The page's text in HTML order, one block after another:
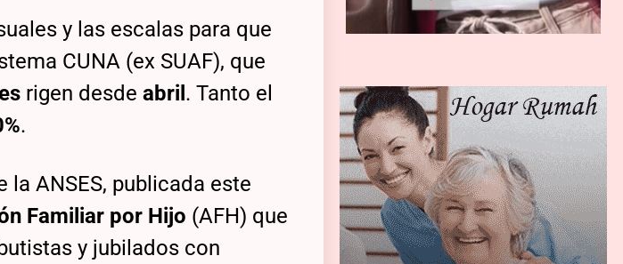
y las escalas para que
CUNA (ex SUAF), que
rigen desdeabril . Tanto el
.
ANSES, publicada este
Familiar por Hijo (AFH) que
y jubilados con